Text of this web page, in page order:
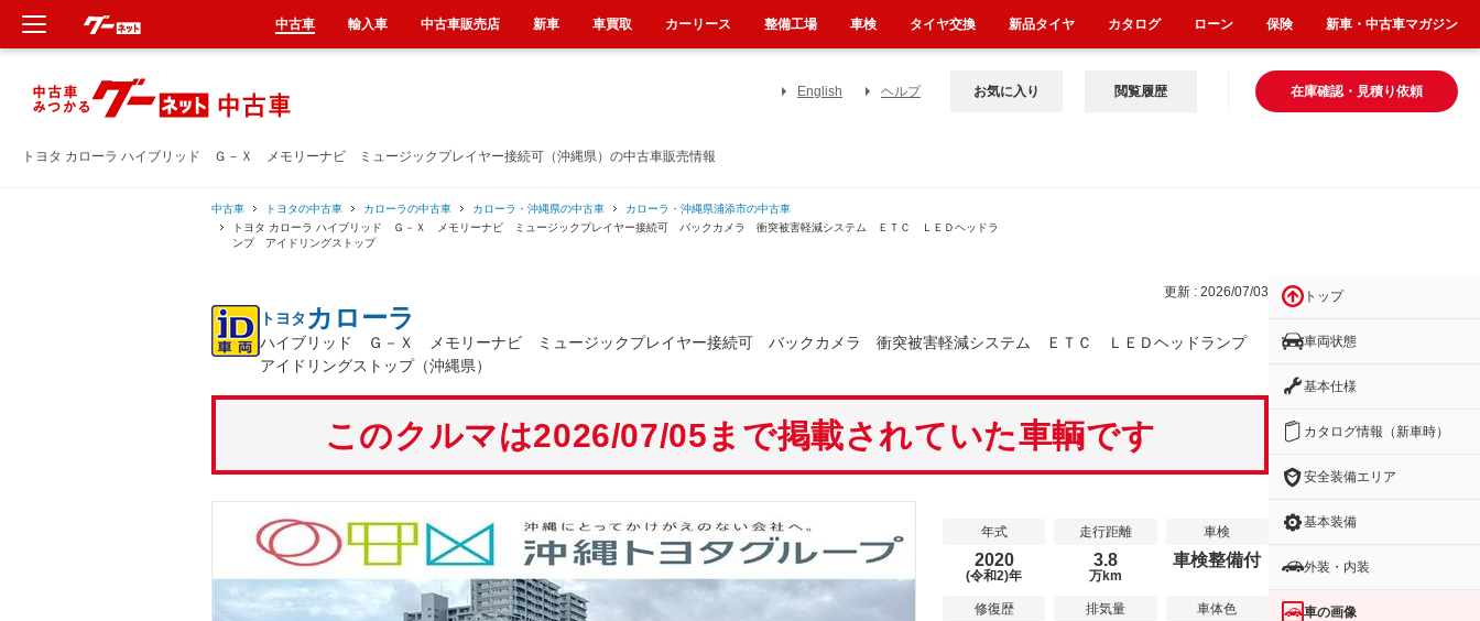
トヨタ カローラ ハイブリッド Ｇ－Ｘ メモリーナビ ミュージックプレイヤー接続可（沖縄県）の中古車販売情報
English ヘルプ 在庫確認・見積り依頼
お気に入り 閲覧履歴
中古車 トヨタの中古車 カローラの中古車 カローラ・沖縄県の中古車
カローラ・沖縄県浦添市の中古車
トヨタ カローラ ハイブリッド Ｇ－Ｘ メモリーナビ ミュージックプレイヤー接続可 バックカメラ 衝突被害軽減システム ＥＴＣ ＬＥＤヘッドラ
ンプ アイドリングストップ
更新 : 2026/07/03
トヨタ カローラ
ハイブリッド Ｇ－Ｘ メモリーナビ ミュージックプレイヤー接続可 バックカメラ 衝突被害軽減システム ＥＴＣ ＬＥＤヘッドランプ
アイドリングストップ（沖縄県）
このクルマは2026/07/05まで掲載されていた車輌です
年式
2020
(令和2)年
走行距離
3.8
万km
車検
車検整備付
修復歴 排気量 車体色
トップ
車両状態
基本仕様
カタログ情報（新車時）
安全装備エリア
基本装備
外装・内装
車の画像
中古車 輸入車 中古車販売店 新車 車買取 カーリース 整備工場 車検 タイヤ交換 新品タイヤ カタログ ローン 保険 新車・中古車マガジン
新車
中古車